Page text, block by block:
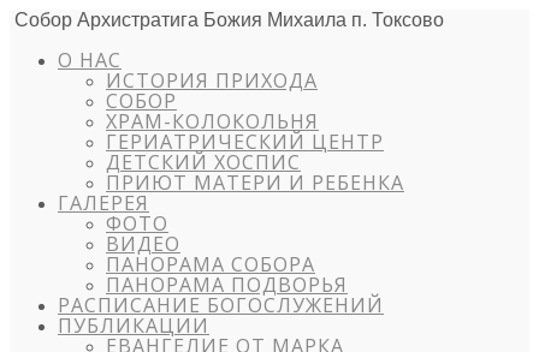
Собор Архистратига Божия Михаила п. Токсово
О НАС
ИСТОРИЯ ПРИХОДА
СОБОР
ХРАМ-КОЛОКОЛЬНЯ
ГЕРИАТРИЧЕСКИЙ ЦЕНТР
ДЕТСКИЙ ХОСПИС
ПРИЮТ МАТЕРИ И РЕБЕНКА
ГАЛЕРЕЯ
ФОТО
ВИДЕО
ПАНОРАМА СОБОРА
ПАНОРАМА ПОДВОРЬЯ
РАСПИСАНИЕ БОГОСЛУЖЕНИЙ
ПУБЛИКАЦИИ
ЕВАНГЕЛИЕ ОТ МАРКА